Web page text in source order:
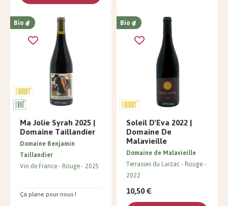
Bio
Ma Jolie Syrah 2025 |
Domaine Taillandier
Ça plane pour nous !
Domaine Benjamin
Taillandier
Vin de France Rouge 2025
Bio
Soleil D'Eva 2022 |
Domaine De
Malavieille
Domaine de Malavieille
Terrasses du Larzac Rouge
2022
10,50 €